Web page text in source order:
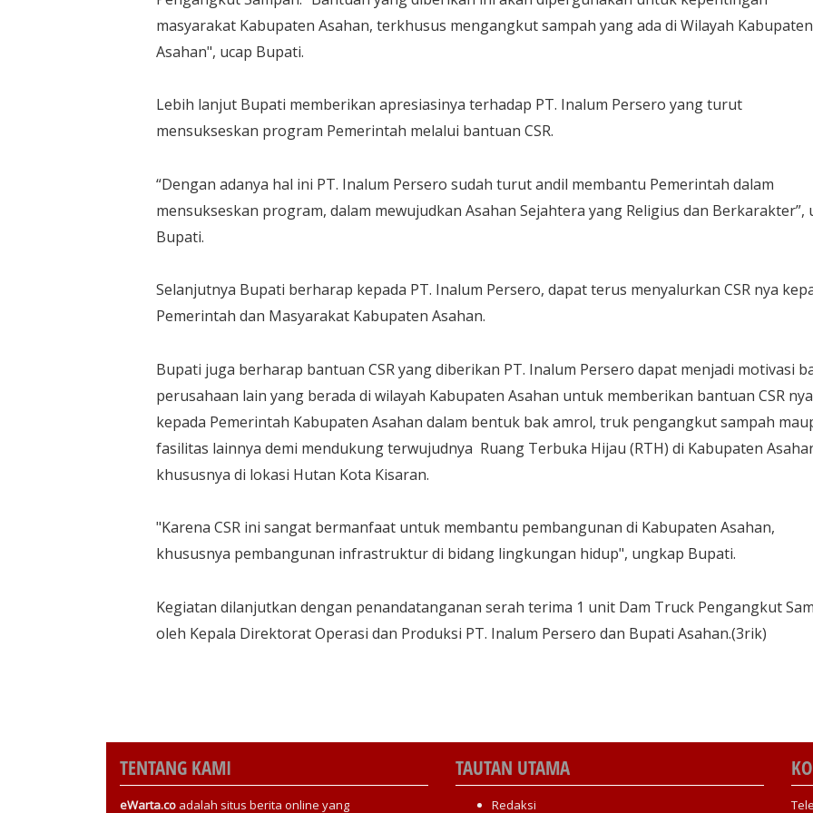
masyarakat Kabupaten Asahan, terkhusus mengangkut sampah yang ada di Wilayah Kabupaten
Asahan", ucap Bupati.
Lebih lanjut Bupati memberikan apresiasinya terhadap PT. Inalum Persero yang turut
mensukseskan program Pemerintah melalui bantuan CSR.
“Dengan adanya hal ini PT. Inalum Persero sudah turut andil membantu Pemerintah dalam
mensukseskan program, dalam mewujudkan Asahan Sejahtera yang Religius dan Berkarakter”,
Bupati.
Selanjutnya Bupati berharap kepada PT. Inalum Persero, dapat terus menyalurkan CSR nya
Pemerintah dan Masyarakat Kabupaten Asahan.
Bupati juga berharap bantuan CSR yang diberikan PT. Inalum Persero dapat menjadi motivasi
perusahaan lain yang berada di wilayah Kabupaten Asahan untuk memberikan bantuan CSR nya
kepada Pemerintah Kabupaten Asahan dalam bentuk bak amrol, truk pengangkut sampah
fasilitas lainnya demi mendukung terwujudnya Ruang Terbuka Hijau (RTH) di Kabupaten
khususnya di lokasi Hutan Kota Kisaran.
"Karena CSR ini sangat bermanfaat untuk membantu pembangunan di Kabupaten Asahan,
khususnya pembangunan infrastruktur di bidang lingkungan hidup", ungkap Bupati.
Kegiatan dilanjutkan dengan penandatanganan serah terima 1 unit Dam Truck Pengangkut
oleh Kepala Direktorat Operasi dan Produksi PT. Inalum Persero dan Bupati Asahan.(3rik)
TENTANG KAMI
eWarta.co adalah situs berita online yang
TAUTAN UTAMA
Redaksi